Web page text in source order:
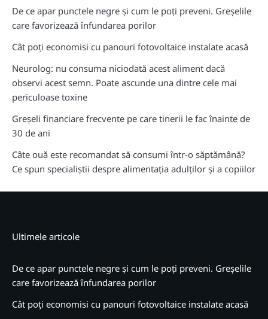
De ce apar punctele negre și cum le poți preveni. Greșelile
care favorizează înfundarea porilor
Cât poți economisi cu panouri fotovoltaice instalate acasă
Neurolog: nu consuma niciodată acest aliment dacă
observi acest semn. Poate ascunde una dintre cele mai
periculoase toxine
Greșeli financiare frecvente pe care tinerii le fac înainte de
30 de ani
Câte ouă este recomandat să consumi într-o săptămână?
Ce spun specialiștii despre alimentația adulților și a copiilor
Ultimele articole
De ce apar punctele negre și cum le poți preveni. Greșelile
care favorizează înfundarea porilor
Cât poți economisi cu panouri fotovoltaice instalate acasă